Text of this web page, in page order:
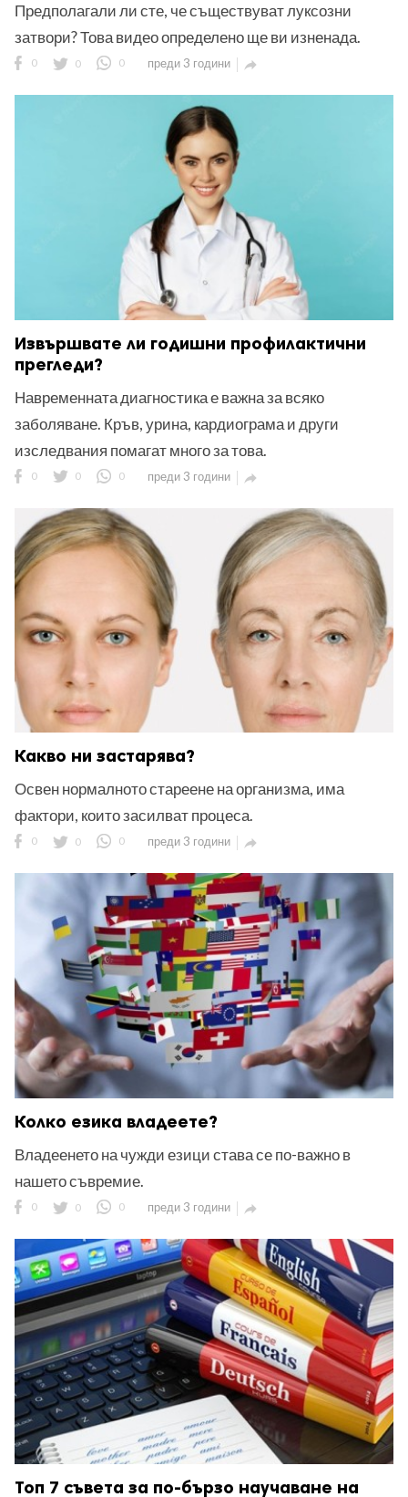
Предполагали ли сте, че съществуват луксозни
затвори? Това видео определено ще ви изненада.
0 0 0 преди 3 години 
Извършвате ли годишни профилактични
прегледи?
Навременната диагностика е важна за всяко
заболяване. Кръв, урина, кардиограма и други
изследвания помагат много за това.
0 0 0 преди 3 години 
Какво ни застарява?
Освен нормалното стареене на организма, има
фактори, които засилват процеса.
0 0 0 преди 3 години 
Колко езика владеете?
Владеенето на чужди езици става се по-важно в
нашето съвремие.
0 0 0 преди 3 години 
Топ 7 съвета за по-бързо научаване на